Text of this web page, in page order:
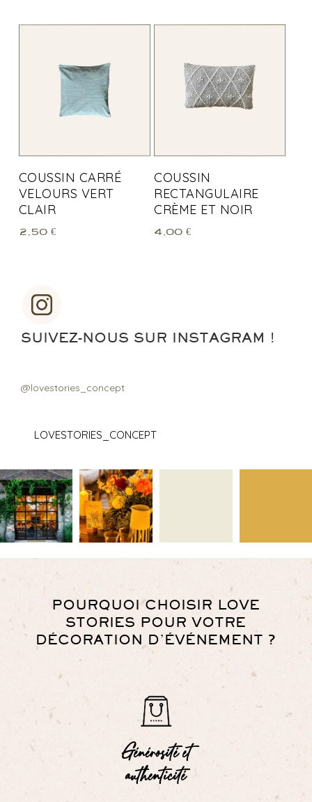
COUSSIN CARRÉ
VELOURS VERT
CLAIR
2,50 €
COUSSIN
RECTANGULAIRE
CRÈME ET NOIR
4,00€
SUIVEZ-NOUS SUR INSTAGRAM !
@lovestories_concept
LOVESTORIES_CONCEPT
POURQUOI CHOISIR LOVE
STORIES POUR VOTRE
DÉCORATION D’ÉVÉNEMENT ?
Générosité et
authenticité